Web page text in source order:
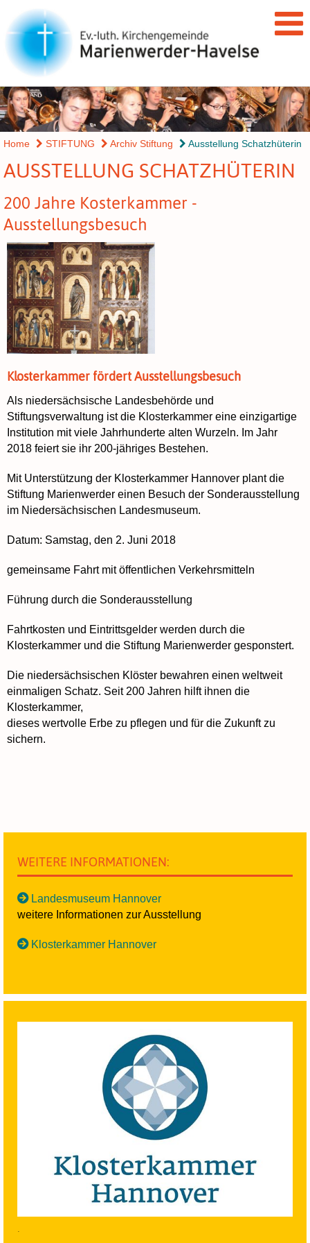
Home STIFTUNG Archiv Stiftung Ausstellung Schatzhüterin
AUSSTELLUNG SCHATZHÜTERIN
200 Jahre Kosterkammer -
Ausstellungsbesuch
Klosterkammer fördert Ausstellungsbesuch
Als niedersächsische Landesbehörde und
Stiftungsverwaltung ist die Klosterkammer eine einzigartige
Institution mit viele Jahrhunderte alten Wurzeln. Im Jahr
2018 feiert sie ihr 200-jähriges Bestehen.
Mit Unterstützung der Klosterkammer Hannover plant die
Stiftung Marienwerder einen Besuch der Sonderausstellung
im Niedersächsischen Landesmuseum.
Datum: Samstag, den 2. Juni 2018
gemeinsame Fahrt mit öffentlichen Verkehrsmitteln
Führung durch die Sonderausstellung
Fahrtkosten und Eintrittsgelder werden durch die
Klosterkammer und die Stiftung Marienwerder gesponstert.
Die niedersächsischen Klöster bewahren einen weltweit
einmaligen Schatz. Seit 200 Jahren hilft ihnen die
Klosterkammer,
dieses wertvolle Erbe zu pflegen und für die Zukunft zu
sichern.
WEITERE INFORMATIONEN:
Landesmuseum Hannover
weitere Informationen zur Ausstellung
Klosterkammer Hannover
.